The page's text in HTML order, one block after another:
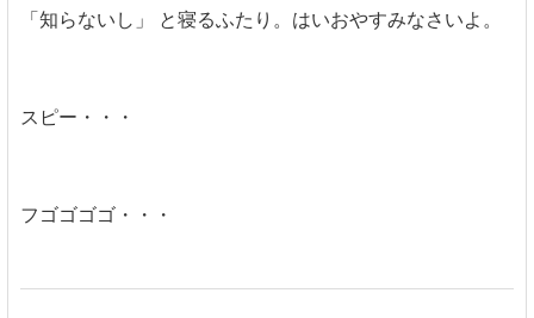
「知らないし」 と寝るふたり。はいおやすみなさいよ。
スピー・・・
フゴゴゴゴ・・・